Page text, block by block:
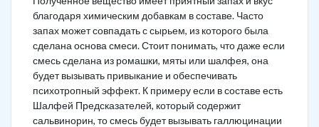
благодаря химическим добавкам в составе. Часто
запах может совпадать с сырьем, из которого была
сделана основа смеси. Стоит понимать, что даже если
смесь сделана из ромашки, мяты или шалфея, она
будет вызывать привыкание и обеспечивать
психотропный эффект. К примеру если в составе есть
Шалфей Предсказателей, который содержит
сальвинорин, то смесь будет вызывать галлюцинации